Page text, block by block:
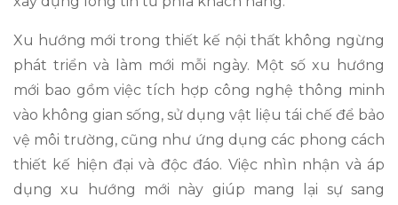
Xu hướng mới trong thiết kế nội thất không ngừng
phát triển và làm mới mỗi ngày. Một số xu hướng
mới bao gồm việc tích hợp công nghệ thông minh
vào không gian sống, sử dụng vật liệu tái chế để bảo
vệ môi trường, cũng như ứng dụng các phong cách
thiết kế hiện đại và độc đáo. Việc nhìn nhận và áp
dụng xu hướng mới này giúp mang lại sự sang